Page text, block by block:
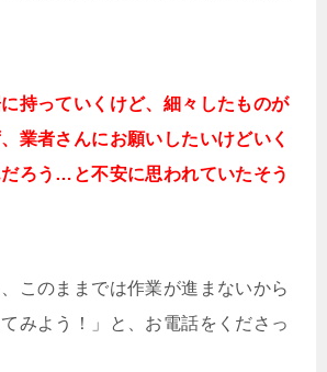
持っていくけど、細々したものが
業者さんにお願いしたいけどいく
ろう…と不安に思われていたそう
、このままでは作業が進まないから
みよう！」と、お電話をくださっ